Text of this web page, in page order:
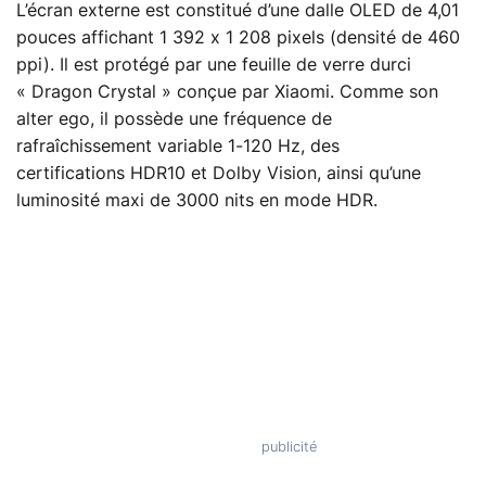
L’écran externe est constitué d’une dalle OLED de 4,01
pouces affichant 1 392 x 1 208 pixels (densité de 460
ppi). Il est protégé par une feuille de verre durci
« Dragon Crystal » conçue par Xiaomi. Comme son
alter ego, il possède une fréquence de
rafraîchissement variable 1-120 Hz, des
certifications HDR10 et Dolby Vision, ainsi qu’une
luminosité maxi de 3000 nits en mode HDR.